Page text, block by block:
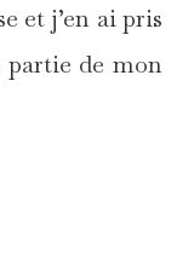
et j’en ai pris
de mon